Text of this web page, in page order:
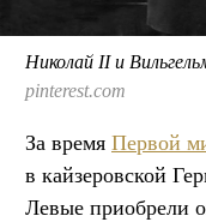
Николай II и
pinterest.com
За время Первой
в кайзеровской
Левые приобрели